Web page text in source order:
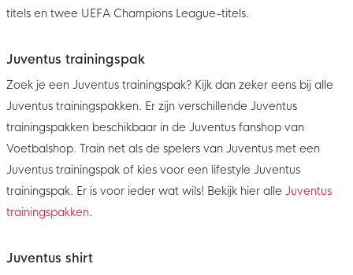
titels en twee UEFA Champions League-titels.
Juventus trainingspak
Zoek je een Juventus trainingspak? Kijk dan zeker eens bij alle
Juventus trainingspakken. Er zijn verschillende Juventus
trainingspakken beschikbaar in de Juventus fanshop van
Voetbalshop. Train net als de spelers van Juventus met een
Juventus trainingspak of kies voor een lifestyle Juventus
trainingspak. Er is voor ieder wat wils! Bekijk hier alle Juventus
trainingspakken.
Juventus shirt